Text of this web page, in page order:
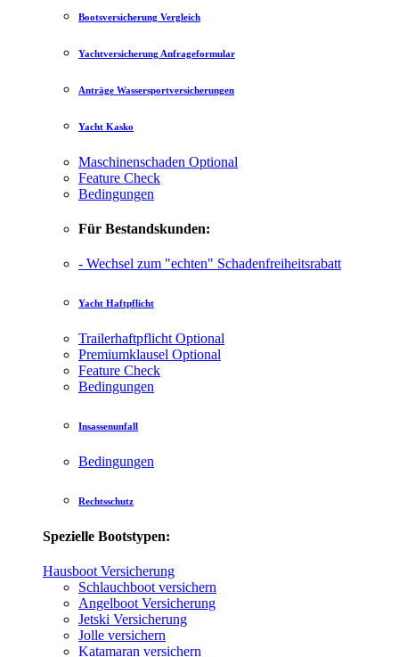
Bootsversicherung Vergleich
Yachtversicherung Anfrageformular
Anträge Wassersportversicherungen
Yacht Kasko
Maschinenschaden Optional
Feature Check
Bedingungen
Für Bestandskunden:
- Wechsel zum "echten" Schadenfreiheitsrabatt
Yacht Haftpflicht
Trailerhaftpflicht Optional
Premiumklausel Optional
Feature Check
Bedingungen
Insassenunfall
Bedingungen
Rechtsschutz
Spezielle Bootstypen:
Hausboot Versicherung
Schlauchboot versichern
Angelboot Versicherung
Jetski Versicherung
Jolle versichern
Katamaran versichern